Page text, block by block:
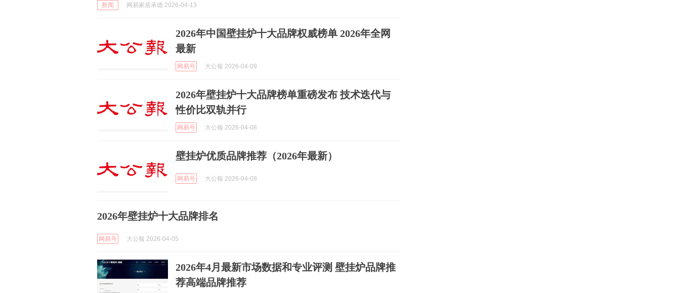
新闻 网易家居承德 2026-04-13
2026年中国壁挂炉十大品牌权威榜单 2026年全网
最新
网易号 大公報 2026-04-09
2026年壁挂炉十大品牌榜单重磅发布 技术迭代与
性价比双轨并行
网易号 大公報 2026-04-08
壁挂炉优质品牌推荐（2026年最新）
网易号 大公報 2026-04-08
2026年壁挂炉十大品牌排名
网易号 大公報 2026-04-05
2026年4月最新市场数据和专业评测 壁挂炉品牌推
荐高端品牌推荐